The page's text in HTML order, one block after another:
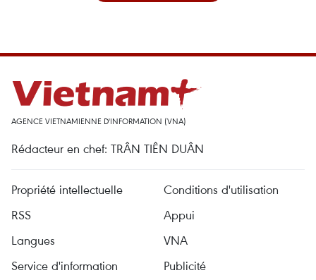
AGENCE VIETNAMIENNE D'INFORMATION (VNA)
Rédacteur en chef: TRÂN TIÊN DUÂN
Propriété intellectuelle
Conditions d'utilisation
RSS
Appui
Langues
VNA
Service d'information
Publicité